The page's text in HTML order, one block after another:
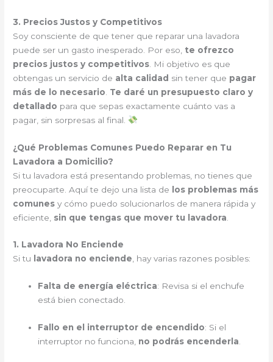
3. Precios Justos y Competitivos
Soy consciente de que tener que reparar una lavadora
puede ser un gasto inesperado. Por eso, te ofrezco
precios justos y competitivos . Mi objetivo es que
obtengas un servicio de alta calidad sin tener que pagar
más de lo necesario Te daré un presupuesto claro y
detallado para que sepas exactamente cuánto vas a
pagar, sin sorpresas al final.
¿Qué Problemas Comunes Puedo Reparar en Tu
Lavadora a Domicilio?
Si tu lavadora está presentando problemas, no tienes que
preocuparte. Aquí te dejo una lista de los problemas más
comunes y cómo puedo solucionarlos de manera rápida y
eficiente, sin que tengas que mover tu lavadora
1. Lavadora No Enciende
Si tu
lavadora no enciende, hay varias razones posibles:
Falta de energía eléctrica: Revisa si el enchufe
está bien conectado.
Fallo en el interruptor de encendido: Si el
interruptor no funciona, no podrás encenderla